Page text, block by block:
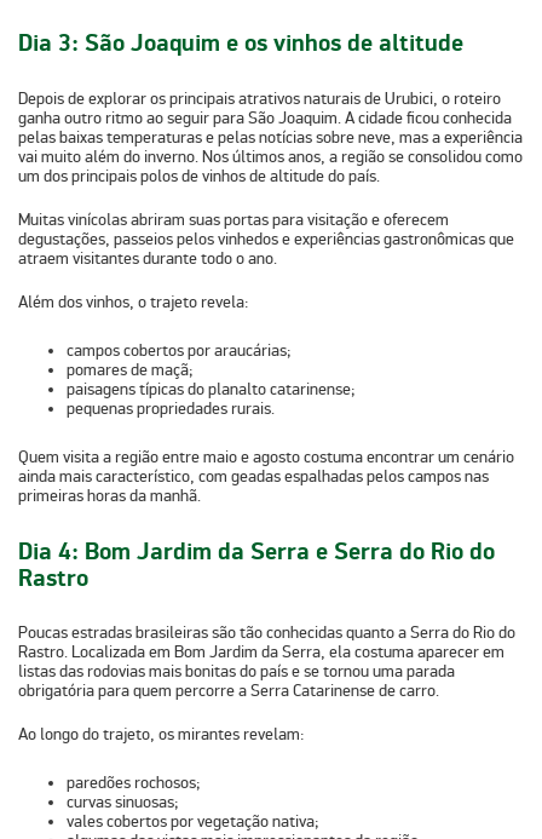
Dia 3: São Joaquim e os vinhos de altitude
Depois de explorar os principais atrativos naturais de Urubici, o roteiro
ganha outro ritmo ao seguir para São Joaquim. A cidade ficou conhecida
pelasbaixas temperaturas e pelas notícias sobre neve, mas a experiência
vai muito além do inverno. Nos últimos anos, a região se consolidou como
um dos principais polos de vinhos de altitude do país.
Muitas vinícolas abriram suas portas para visitação e oferecem
degustações, passeios pelos vinhedos e experiências gastronômicas que
atraem visitantes durante todo o ano.
Além dos vinhos, o trajeto revela:
campos cobertos por araucárias;
pomares de maçã;
paisagens típicas do planalto catarinense;
pequenas propriedades rurais.
Quem visita a região entre maio e agosto costuma encontrar um cenário
ainda mais característico, com geadas espalhadas pelos campos nas
primeiras horas da manhã.
Dia 4: Bom Jardim da Serra e Serra do Rio do
Rastro
Poucas estradas brasileiras são tão conhecidas quanto a Serra do Rio do
Rastro. Localizada em Bom Jardim da Serra, ela costuma aparecer em
listas das rodovias mais bonitas do paíse se tornou uma parada
obrigatória para quem percorre a Serra Catarinense de carro.
Ao longo do trajeto, os mirantes revelam:
paredões rochosos;
curvas sinuosas;
vales cobertos por vegetação nativa;